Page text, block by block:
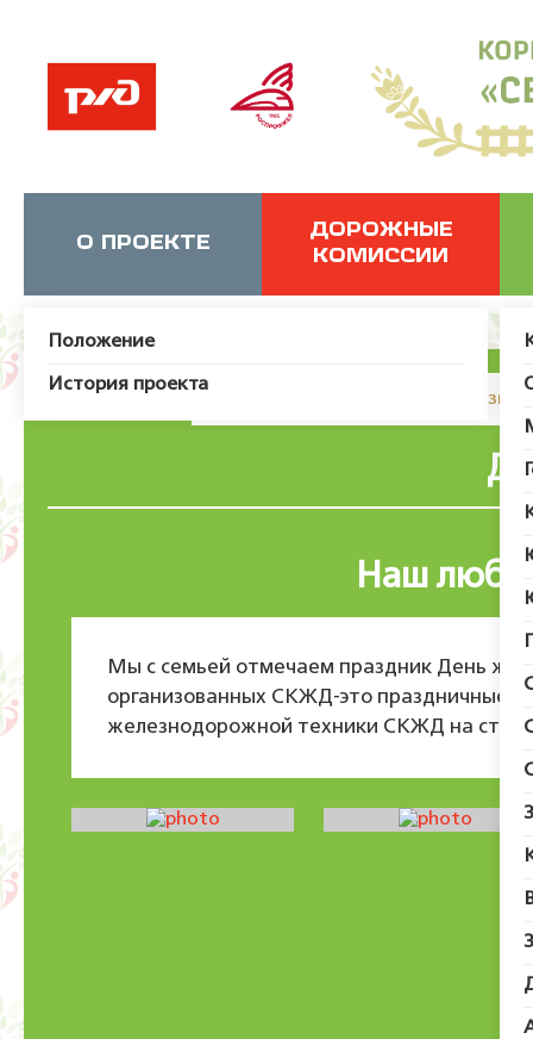
О ПРОЕКТЕ
Положение
История проекта
ДОРОЖНЫЕ
КОМИССИИ
JUser: :_load: Не удалось
Наш
Мы с семьей отмечаем праздник День
организованных СКЖД-это праздничные
железнодорожной техники СКЖД на